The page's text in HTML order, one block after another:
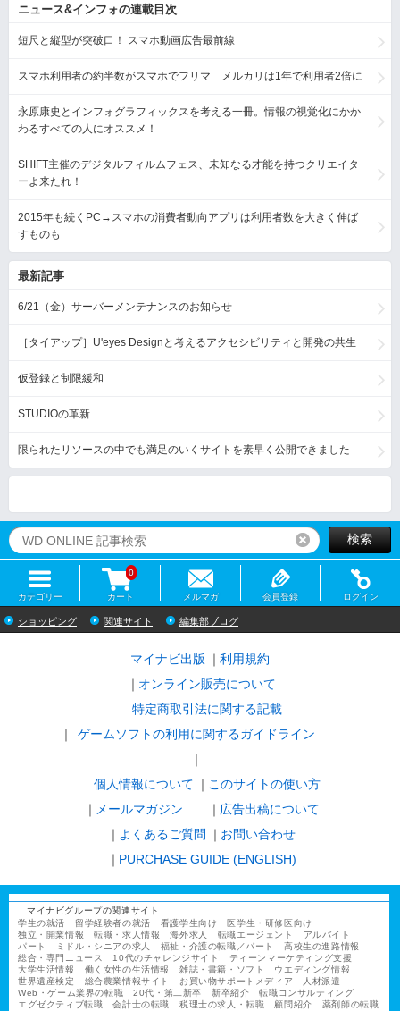
ニュース&インフォの連載目次
短尺と縦型が突破口！ スマホ動画広告最前線
スマホ利用者の約半数がスマホでフリマ メルカリは1年で利用者2倍に
永原康史とインフォグラフィックスを考える一冊。情報の視覚化にかか
わるすべての人にオススメ！
SHIFT主催のデジタルフィルムフェス、未知なる才能を持つクリエイタ
ーよ来たれ！
2015年も続くPC→スマホの消費者動向アプリは利用者数を大きく伸ば
すものも
最新記事
6/21（金）サーバーメンテナンスのお知らせ
［タイアップ］U'eyes Designと考えるアクセシビリティと開発の共生
仮登録と制限緩和
STUDIOの革新
限られたリソースの中でも満足のいくサイトを素早く公開できました
リセット検索
カテゴリー カート
0
メルマガ 会員登録 ログイン
ショッピング 関連サイト 編集部ブログ
マイナビ出版
利用規約
オンライン販売について
特定商取引法に関する記載
ゲームソフトの利用に関するガイドライン
｜
個人情報について
このサイトの使い方
メールマガジン
広告出稿について
よくあるご質問
お問い合わせ
PURCHASE GUIDE (ENGLISH)
マイナビグループの関連サイト
学生の就活
留学経験者の就活 看護学生向け
医学生・研修医向け
独立・開業情報
転職・求人情報 海外求人 転職エージェント
アルバイト
パート
ミドル・シニアの求人 福祉・介護の転職／パート
高校生の進路情報
総合・専門ニュース
10代のチャレンジサイト
ティーンマーケティング支援
大学生活情報
働く女性の生活情報 雑誌・書籍・ソフト
ウエディング情報
世界遺産検定
総合農業情報サイト お買い物サポートメディア
人材派遣
Web・ゲーム業界の転職
20代・第二新卒 新卒紹介
転職コンサルティング
エグゼクティブ転職
会計士の転職 税理士の求人・転職 顧問紹介 薬剤師の転職